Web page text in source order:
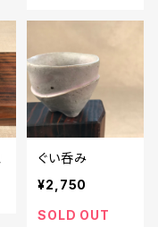
ぐい呑み
¥2,750
SOLD OUT